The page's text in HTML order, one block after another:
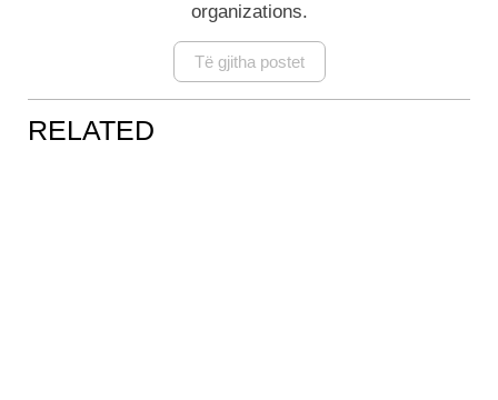
organizations.
Të gjitha postet
RELATED